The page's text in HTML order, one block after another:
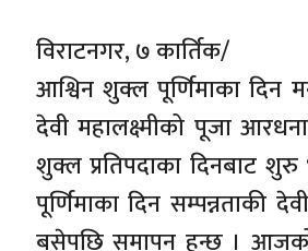
विराटनगर, ७ कार्तिक/
आश्विन शुक्ल पूर्णिमाका दिन
देवी महालक्ष्मीको पूजा
शुक्ल प्रतिपदाका दिनबाट
पूर्णिमाका दिन सम्पन्नताकी